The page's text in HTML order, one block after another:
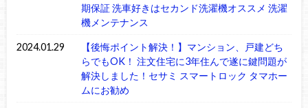
期保証 洗車好きはセカンド洗濯機オススメ 洗濯
機メンテナンス
2024.01.29
【後悔ポイント解決！】マンション、戸建どち
らでもOK！ 注文住宅に3年住んで遂に鍵問題が
解決しました！セサミ スマートロック タマホー
ムにお勧め